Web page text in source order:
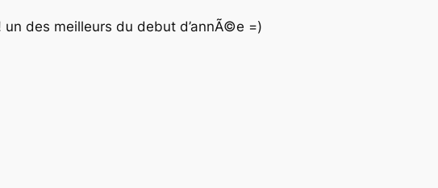
des meilleurs du debut d’annÃ©e =)